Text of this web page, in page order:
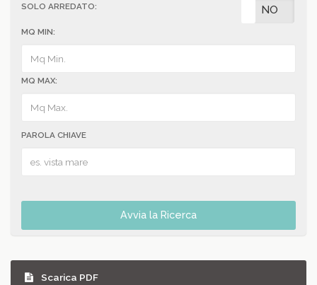
SOLO ARREDATO: NO
MQ MIN:
MQ MAX:
PAROLA CHIAVE
Avvia la Ricerca
Scarica PDF